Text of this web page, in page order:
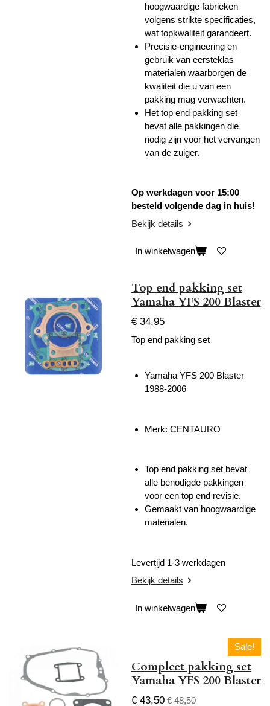
hoogwaardige fabrieken
volgens strikte specificaties,
wat topkwaliteit garandeert.
Precisie-engineering en
gebruik van eersteklas
materialen waarborgen de
kwaliteit die u van een
pakking mag verwachten.
Het top end pakking set
bevat alle pakkingen die
nodig zijn voor het vervangen
van de zuiger.
Op werkdagen voor 15:00
besteld volgende dag in huis!
Bekijk details
In winkelwagen
Top end pakking set
Yamaha YFS 200 Blaster
€ 34,95
Top end pakking set
Yamaha YFS 200 Blaster
1988-2006
Merk: CENTAURO
Top end pakking set bevat
alle benodigde pakkingen
voor een top end revisie.
Gemaakt van hoogwaardige
materialen.
Levertijd 1-3 werkdagen
Bekijk details
In winkelwagen
Sale!
Compleet pakking set
Yamaha YFS 200 Blaster
€ 43,50 € 48,50